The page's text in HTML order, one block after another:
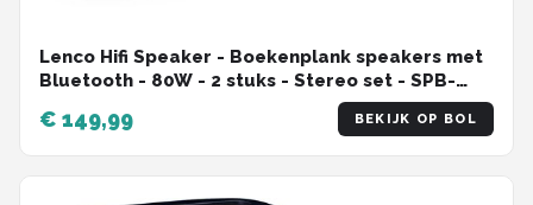
Lenco Hifi Speaker - Boekenplank speakers met
Bluetooth - 80W - 2 stuks - Stereo set - SPB-
€ 149,99 BEKIJK OP BOL